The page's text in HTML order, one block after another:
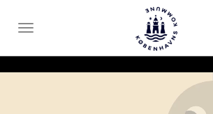
Toggle